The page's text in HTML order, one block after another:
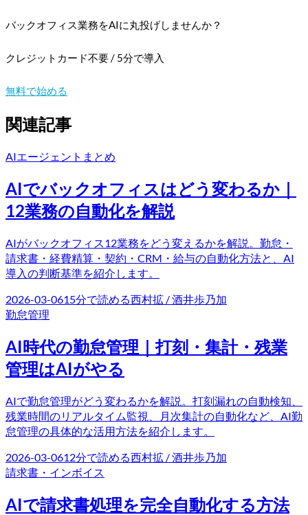
バックオフィス業務をAIに丸投げしませんか？
クレジットカード不要 / 5分で導入
無料で始める
関連記事
AIエージェント まとめ
AIでバックオフィスはどう変わるか｜
12業務の自動化を解説
AIがバックオフィス12業務をどう変えるかを解説。勤怠・
請求書・経費精算・契約・CRM・給与の自動化方法と、AI
導入の判断基準を紹介します。
2026-03-0615分で読める西村拡 / 酒井歩乃加
勤怠管理
AI時代の勤怠管理｜打刻・集計・残業
管理はAIがやる
AIで勤怠管理がどう変わるかを解説。打刻漏れの自動検知、
残業時間のリアルタイム監視、月次集計の自動化など、AI勤
怠管理の具体的な活用方法を紹介します。
2026-03-0612分で読める西村拡 / 酒井歩乃加
請求書・インボイス
AIで請求書処理を完全自動化する方法